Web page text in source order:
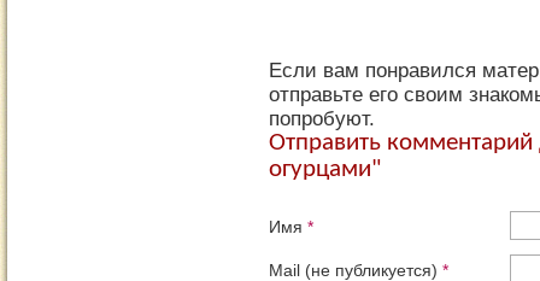
Если вам понравился
отправьте его своим
попробуют.
Отправить
огурцами"
Имя *
Mail (не публикуется) *